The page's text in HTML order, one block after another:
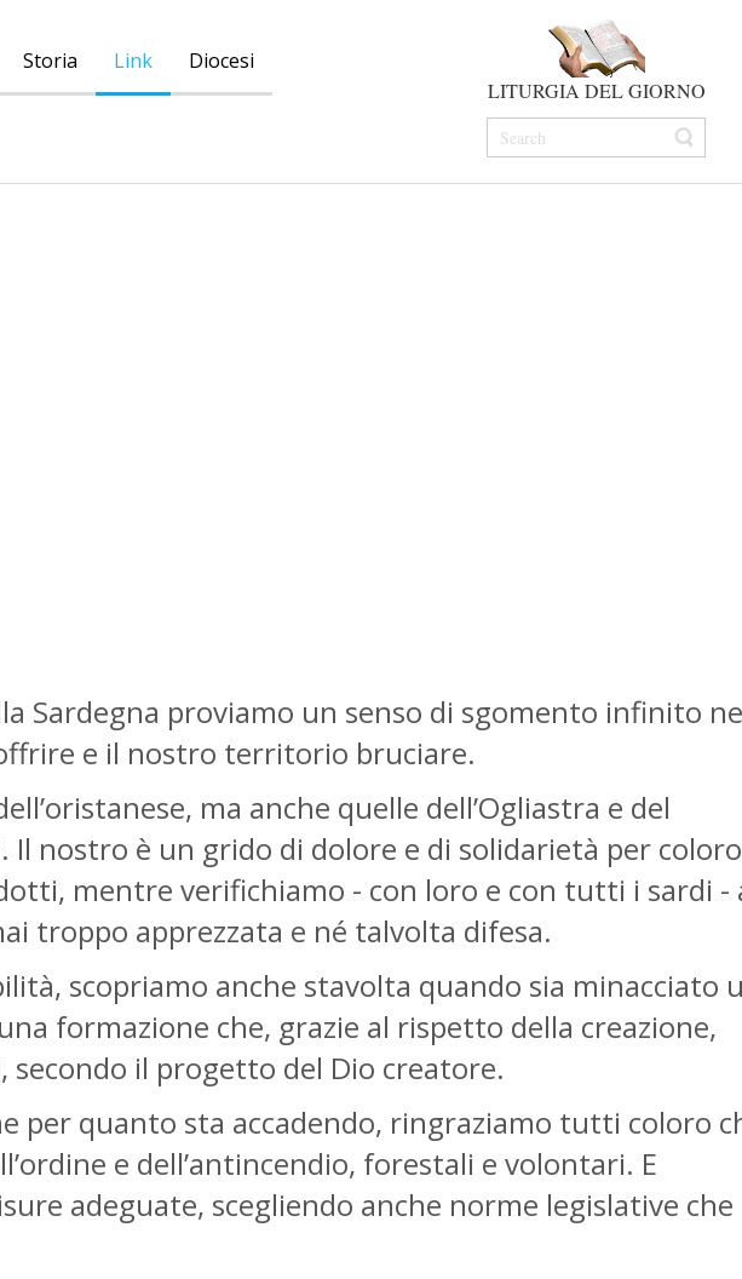
Storia Link Diocesi
LITURGIA DEL GIORNO
Sardegna proviamo un senso di sgomento infinito
e il nostro territorio bruciare.
ma anche quelle dell’Ogliastra e del
nostro è un grido di dolore e di solidarietà per coloro
mentre verifichiamo - con loro e con tutti i sardi -
troppo apprezzata e né talvolta difesa.
scopriamo anche stavolta quando sia minacciato
formazione che, grazie al rispetto della creazione,
il progetto del Dio creatore.
per quanto sta accadendo, ringraziamo tutti coloro
e dell’antincendio, forestali e volontari. E
adeguate, scegliendo anche norme legislative che